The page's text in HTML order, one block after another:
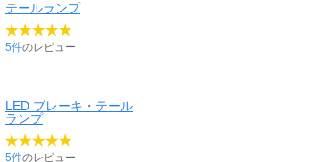
テールランプ
5件のレビュー
LED ブレーキ・テール
ランプ
5件のレビュー